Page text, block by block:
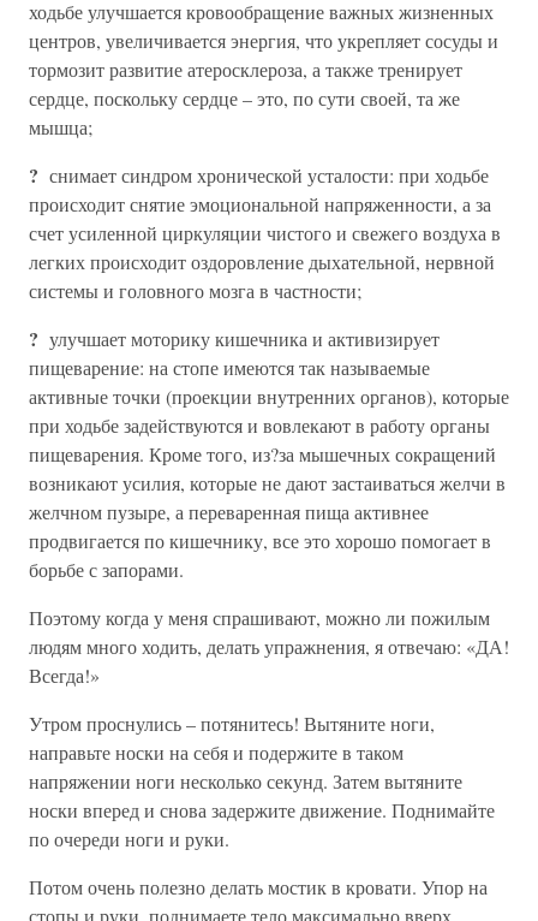
ходьбе улучшается кровообращение важных жизненных
центров, увеличивается энергия, что укрепляет сосуды и
тормозит развитие атеросклероза, а также тренирует
сердце, поскольку сердце – это, по сути своей, та же
мышца;
? снимает синдром хронической усталости: при ходьбе
происходит снятие эмоциональной напряженности, а за
счет усиленной циркуляции чистого и свежего воздуха в
легких происходит оздоровление дыхательной, нервной
системы и головного мозга в частности;
? улучшает моторику кишечника и активизирует
пищеварение: на стопе имеются так называемые
активные точки (проекции внутренних органов), которые
при ходьбе задействуются и вовлекают в работу органы
пищеварения. Кроме того, из?за мышечных сокращений
возникают усилия, которые не дают застаиваться желчи в
желчном пузыре, а переваренная пища активнее
продвигается по кишечнику, все это хорошо помогает в
борьбе с запорами.
Поэтому когда у меня спрашивают, можно ли пожилым
людям много ходить, делать упражнения, я отвечаю: «ДА!
Всегда!»
Утром проснулись – потянитесь! Вытяните ноги,
направьте носки на себя и подержите в таком
напряжении ноги несколько секунд. Затем вытяните
носки вперед и снова задержите движение. Поднимайте
по очереди ноги и руки.
Потом очень полезно делать мостик в кровати. Упор на
стопы и руки, поднимаете тело максимально вверх.